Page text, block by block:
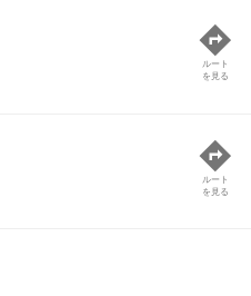
ルート
を見る
ルート
を見る